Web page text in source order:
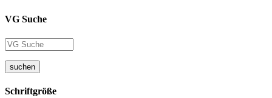
VG Suche
suchen
Schriftgröße